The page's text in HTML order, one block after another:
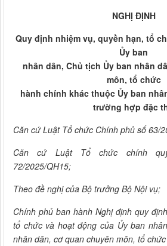
NGHỊ ĐỊNH
Quy định nhiệm vụ, quyền hạn, tổ
Ủy ban
nhân dân, Chủ tịch Ủy ban nhân
môn, tổ chức
hành chính khác thuộc Ủy ban
trường hợp đặc
Căn cứ Luật Tổ chức Chính phủ số 63/
Căn cứ Luật Tổ chức chính
72/2025/QH15;
Theo đề nghị của Bộ trưởng Bộ Nội vụ;
Chính phủ ban hành Nghị định quy
tổ chức và hoạt động của Ủy ban
nhân dân, cơ quan chuyên môn, tổ